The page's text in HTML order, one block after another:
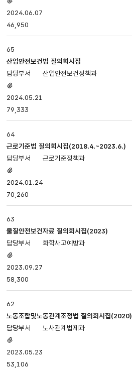
있음
2024.06.07
46,950
65
산업안전보건법 질의회시집
산업안전보건정책과
있음
2024.05.21
79,333
64
근로기준법 질의회시집(2018.4.~2023.6.)
근로기준정책과
있음
2024.01.24
70,260
63
물질안전보건자료 질의회시집(2023)
화학사고예방과
있음
2023.09.27
58,300
62
노동조합및노동관계조정법 질의회시집(2020)
노사관계법제과
있음
2023.05.23
53,106